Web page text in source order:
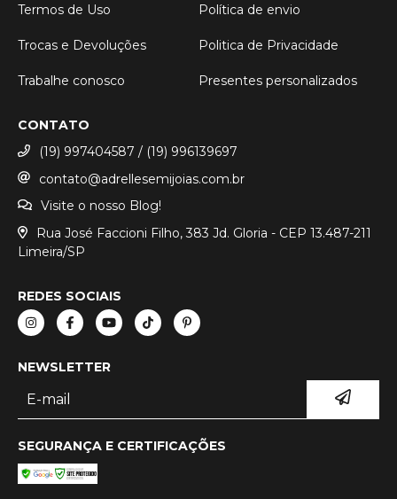
Termos de Uso Política de envio
Trocas e Devoluções Politica de Privacidade
Trabalhe conosco Presentes personalizados
CONTATO
(19) 997404587 / (19) 996139697
contato@adrellesemijoias.com.br
Visite o nosso Blog!
Rua José Faccioni Filho, 383 Jd. Gloria - CEP 13.487-211
Limeira/SP
REDES SOCIAIS
NEWSLETTER
SEGURANÇA E CERTIFICAÇÕES